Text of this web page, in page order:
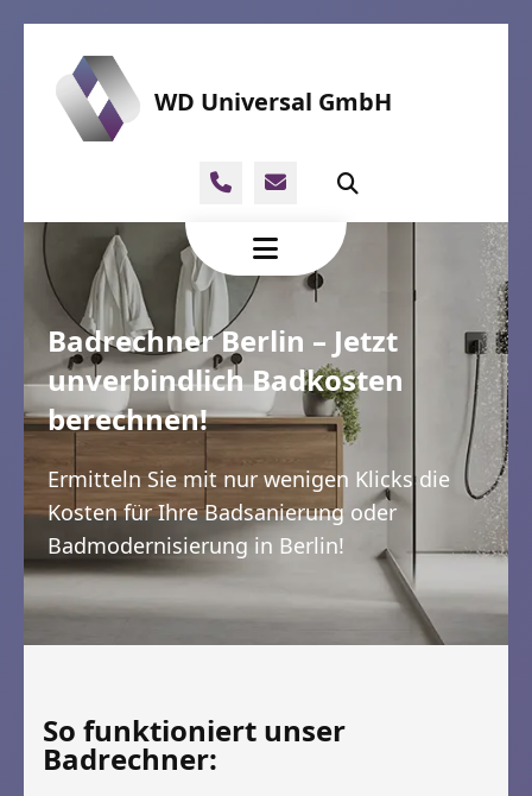
WD Universal GmbH
Badrechner Berlin – Jetzt
unverbindlich Badkosten
berechnen!
Ermitteln Sie mit nur wenigen Klicks die
Kosten für Ihre Badsanierung oder
Badmodernisierung in Berlin!
So funktioniert unser
Badrechner: